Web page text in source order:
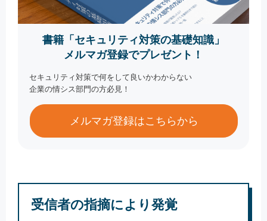
書籍「セキュリティ対策の基礎知識」
メルマガ登録でプレゼント！
セキュリティ対策で何をして良いかわからない
企業の情シス部門の方必見！
メルマガ登録はこちらから
受信者の指摘により発覚